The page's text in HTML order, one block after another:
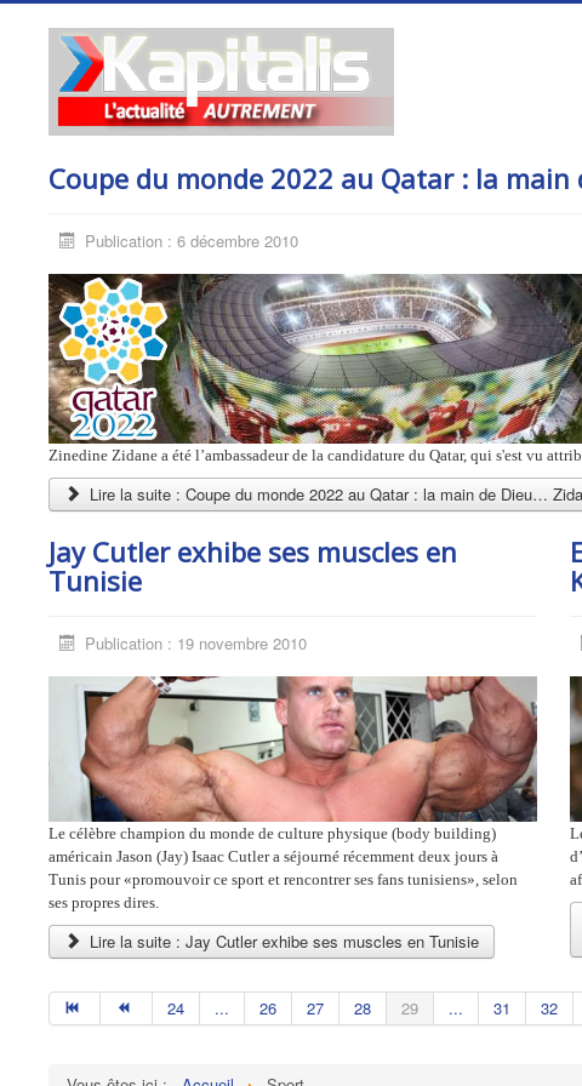
Coupe du monde 2022 au Qatar : la main
Publication : 6 décembre 2010
Zinedine Zidane a été l’ambassadeur de la candidature du Qatar, qui s'est vu
Lire la suite : Coupe du monde 2022 au Qatar : la main de Dieu…
Jay Cutler exhibe ses muscles en
Tunisie
Publication : 19 novembre 2010
Le célèbre champion du monde de culture physique (body building)
américain Jason (Jay) Isaac Cutler a séjourné récemment deux jours à
Tunis pour «promouvoir ce sport et rencontrer ses fans tunisiens», selon
ses propres dires.
Lire la suite : Jay Cutler exhibe ses muscles en Tunisie
24 ... 26 27 28 29 ... 31 32